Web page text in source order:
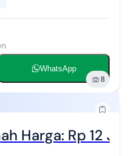
WhatsApp
8
Harga: Rp 12